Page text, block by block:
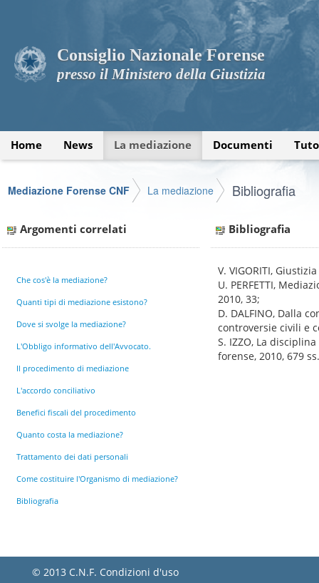
Consiglio Nazionale Forense
presso il Ministero della Giustizia
Home News La mediazione Documenti
Mediazione Forense CNF La mediazione Bibliografia
Argomenti correlati
Che cos'è la mediazione?
Quanti tipi di mediazione esistono?
Dove si svolge la mediazione?
L'Obbligo informativo dell'Avvocato.
Il procedimento di mediazione
L'accordo conciliativo
Benefici fiscali del procedimento
Quanto costa la mediazione?
Trattamento dei dati personali
Come costituire l'Organismo di mediazione?
Bibliografia
Bibliografia
V. VIGORITI,
U. PERFETTI,
2010, 33;
D. DALFINO, Dalla
controversie civili e
S. IZZO, La
forense, 2010, 679 ss.
© 2013 C.N.F. Condizioni d'uso